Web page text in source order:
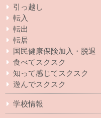
引っ越し
転入
転出
転居
国民健康保険加入・脱退
食べてスクスク
知って感じてスクスク
遊んでスクスク
学校情報